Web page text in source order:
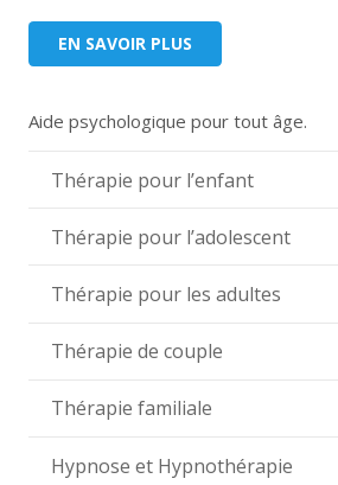
EN SAVOIR PLUS
Aide psychologique pour tout âge.
Thérapie pour l’enfant
Thérapie pour l’adolescent
Thérapie pour les adultes
Thérapie de couple
Thérapie familiale
Hypnose et Hypnothérapie